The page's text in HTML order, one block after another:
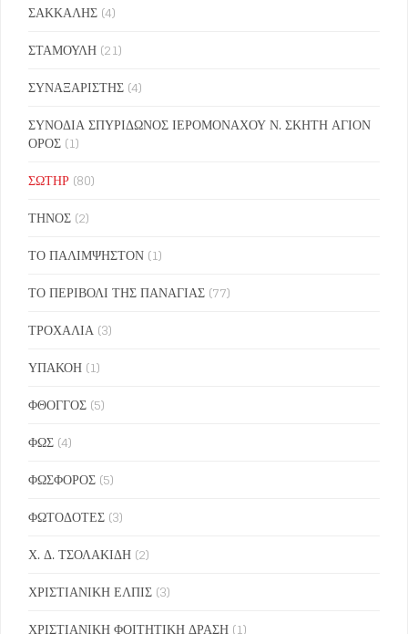
ΣΑΚΚΑΛΗΣ (4)
ΣΤΑΜΟΥΛΗ (21)
ΣΥΝΑΞΑΡΙΣΤΗΣ (4)
ΣΥΝΟΔΙΑ ΣΠΥΡΙΔΩΝΟΣ ΙΕΡΟΜΟΝΑΧΟΥ Ν. ΣΚΗΤΗ ΑΓΙΟΝ
ΟΡΟΣ (1)
ΣΩΤΗΡ (80)
ΤΗΝΟΣ (2)
ΤΟ ΠΑΛΙΜΨΗΣΤΟΝ (1)
ΤΟ ΠΕΡΙΒΟΛΙ ΤΗΣ ΠΑΝΑΓΙΑΣ (77)
ΤΡΟΧΑΛΙΑ (3)
ΥΠΑΚΟΗ (1)
ΦΘΟΓΓΟΣ (5)
ΦΩΣ (4)
ΦΩΣΦΟΡΟΣ (5)
ΦΩΤΟΔΟΤΕΣ (3)
Χ. Δ. ΤΣΟΛΑΚΙΔΗ (2)
ΧΡΙΣΤΙΑΝΙΚΗ ΕΛΠΙΣ (3)
ΧΡΙΣΤΙΑΝΙΚΗ ΦΟΙΤΗΤΙΚΗ ΔΡΑΣΗ (1)